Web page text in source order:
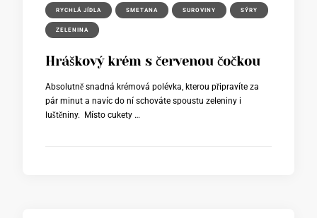
RYCHLÁ JÍDLA SMETANA SUROVINY SÝRY
ZELENINA
Hráškový krém s červenou čočkou
Absolutně snadná krémová polévka, kterou připravíte za
pár minut a navíc do ní schováte spoustu zeleniny i
luštěniny. Místo cukety …